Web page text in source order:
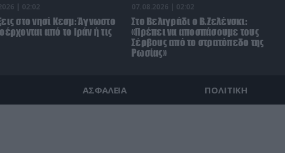
| 02:02
στο νησί Κεσμ: Άγνωστο
από το Ιράν ή τις
07.08.2026 | 02:02
Στο Βελιγράδι ο Β.Ζελένσκι:
«Πρέπει να αποσπάσουμε τους
Σέρβους από το στρατόπεδο της
Ρωσίας»
ΑΣΦΑΛΕΙΑ ΠΟΛΙΤΙΚΗ